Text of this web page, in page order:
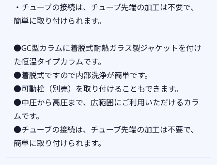
・チューブの接続は、チューブ先端の加工は不要で、
簡単に取り付けられます。
●GC型カラムに着脱式耐熱ガラス製ジャケットを付け
た恒温タイプカラムです。
●着脱式ですので内部洗浄が簡単です。
●可動栓（別売）を取り付けることもできます。
●中圧から高圧まで、広範囲にご利用いただけるカラ
ムです。
●チューブの接続は、チューブ先端の加工は不要で、
簡単に取り付けられます。